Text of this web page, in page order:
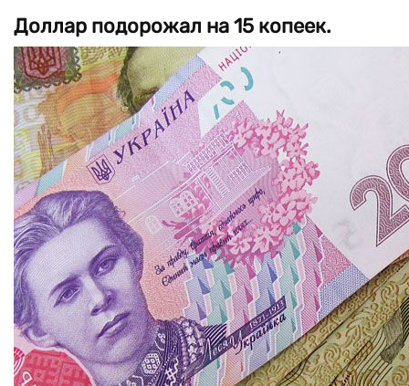
Доллар подорожал на 15 копеек.